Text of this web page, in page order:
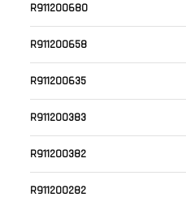
R911200680
R911200658
R911200635
R911200383
R911200382
R911200282